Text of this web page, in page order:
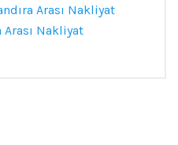
Arası Nakliyat
Arası Nakliyat